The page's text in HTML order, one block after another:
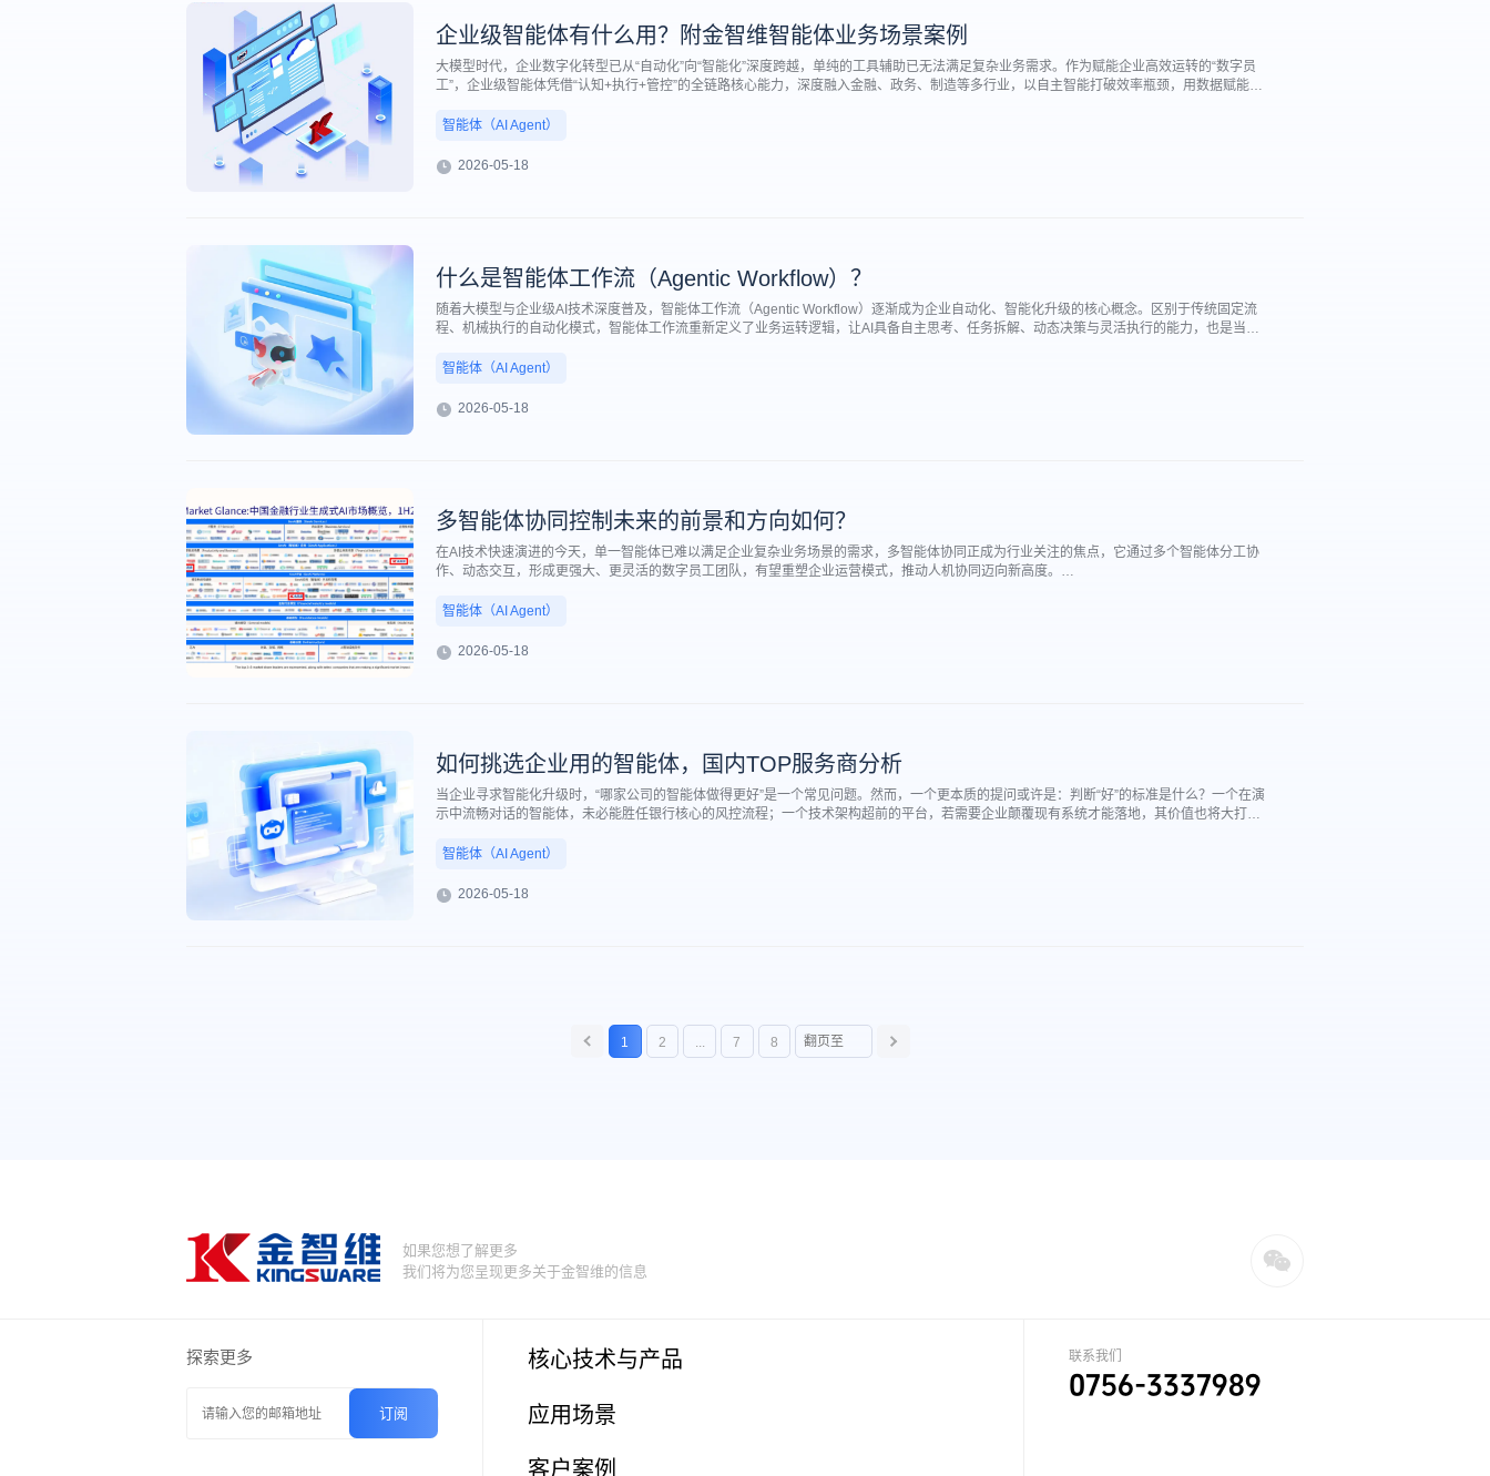
企业级智能体有什么用？附金智维智能体业务场景案例
大模型时代，企业数字化转型已从“自动化”向“智能化”深度跨越，单纯的工具辅助已无法满足复杂业务需求。作为赋能企业高效运转的“数字员
工”，企业级智能体凭借“认知+执行+管控”的全链路核心能力，深度融入金融、政务、制造等多行业，以自主智能打破效率瓶颈，用数据赋能驱
现。
智能体（AI Agent）
2026-05-18
什么是智能体工作流（Agentic Workflow）？
随着大模型与企业级AI技术深度普及，智能体工作流（Agentic Workflow）逐渐成为企业自动化、智能化升级的核心概念。区别于传统固定流
程、机械执行的自动化模式，智能体工作流重新定义了业务运转逻辑，让AI具备自主思考、任务拆解、动态决策与灵活执行的能力，也是当下
简单来说，传统工作流是按固定步骤被动执行，而智能体工作流，是由AI智能体主导，以最终业务目标为导向，自主规划路径、动态调整动
智能体（AI Agent）
2026-05-18
多智能体协同控制未来的前景和方向如何？
在AI技术快速演进的今天，单一智能体已难以满足企业复杂业务场景的需求，多智能体协同正成为行业关注的焦点，它通过多个智能体分工协
作、动态交互，形成更强大、更灵活的数字员工团队，有望重塑企业运营模式，推动人机协同迈向新高度。
在真实业务中的落地路径，帮助千行万业构建高效、可控的智能体矩阵。
智能体（AI Agent）
2026-05-18
如何挑选企业用的智能体，国内TOP服务商分析
当企业寻求智能化升级时，“哪家公司的智能体做得更好”是一个常见问题。然而，一个更本质的提问或许是：判断“好”的标准是什么？一个在演
示中流畅对话的智能体，未必能胜任银行核心的风控流程；一个技术架构超前的平台，若需要企业颠覆现有系统才能落地，其价值也将大打折
智能体（AI Agent）
2026-05-18
1 2 ... 7 8
如果您想了解更多
我们将为您呈现更多关于金智维的信息
探索更多 核心技术与产品
应用场景
客户案例
联系我们
0756-3337989